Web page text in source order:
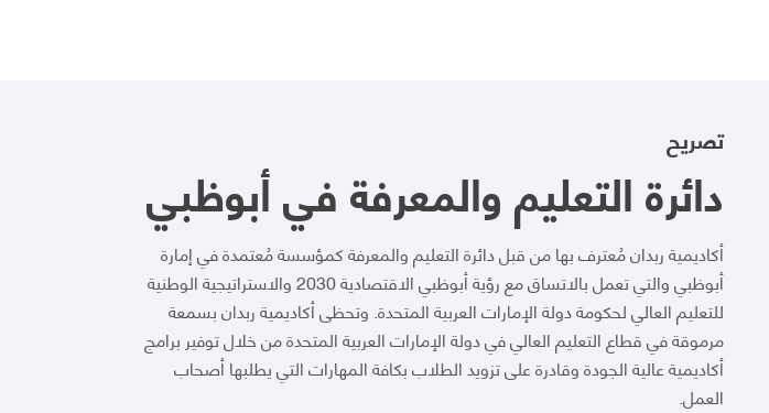
تصريح
دائرة التعليم والمعرفة في أبوظبي
أكاديمية ربدان مُعترف بها من قبل دائرة التعليم والمعرفة كمؤسسة مُعتمدة في إمارة
أبوظبي والتي تعمل بالاتساق مع رؤية أبوظبي الاقتصادية 2030 والاستراتيجية الوطنية
للتعليم العالي لحكومة دولة الإمارات العربية المتحدة. وتحظى أكاديمية ربدان بسمعة
مرموقة في قطاع التعليم العالي في دولة الإمارات العربية المتحدة من خلال توفير برامج
أكاديمية عالية الجودة وقادرة على تزويد الطلاب بكافة المهارات التي يطلبها أصحاب
العمل.